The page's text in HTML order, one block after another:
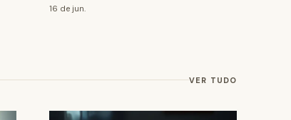
16 de jun.
VER TUDO